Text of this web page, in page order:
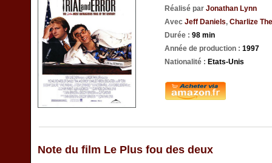
Réalisé par Jonathan Lynn
Avec Jeff Daniels, Charlize
Durée : 98 min
Année de production : 1997
Nationalité : Etats-Unis
Note du film Le Plus fou des deux